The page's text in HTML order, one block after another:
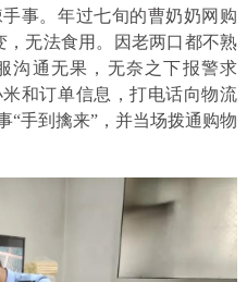
事。年过七旬的曹奶奶网购
，无法食用。因老两口都不熟
沟通无果，无奈之下报警求
和订单信息，打电话向物流
“手到擒来”，并当场拨通购物